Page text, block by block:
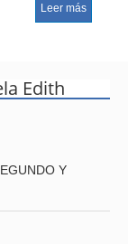
clases
Leer más
Edith
Y